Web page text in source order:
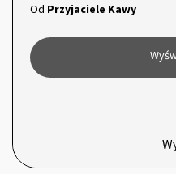
Od Przyjaciele Kawy